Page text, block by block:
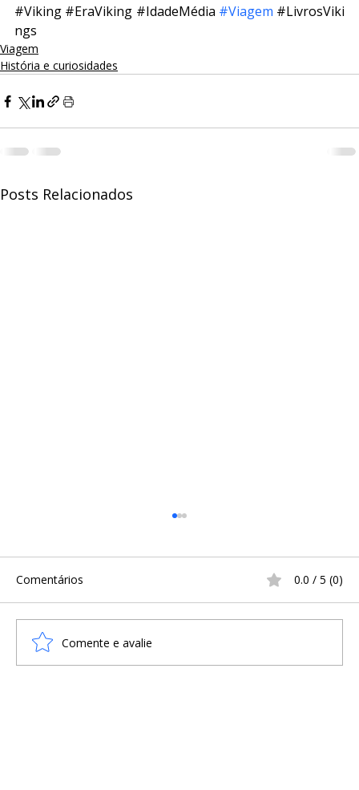
#Viking #EraViking #IdadeMédia #Viagem #LivrosViki
ngs
Viagem
História e curiosidades
Posts Relacionados
Comentários 0.0 / 5 (0)
Comente e avalie